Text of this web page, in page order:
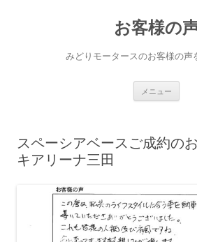
お客様の
みどりモータースのお客様の声
メニュー
スペーシアベースご成
キアリーナ三田